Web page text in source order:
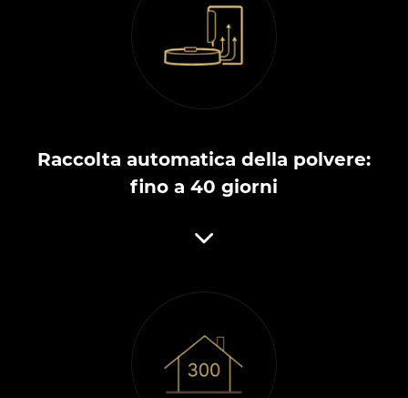
Raccolta automatica della polvere:
fino a 40 giorni